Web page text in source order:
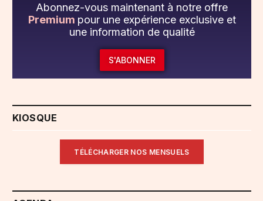
Abonnez-vous maintenant à notre offre
Premium pour une expérience exclusive et
une information de qualité
S'ABONNER
KIOSQUE
TÉLÉCHARGER NOS MENSUELS